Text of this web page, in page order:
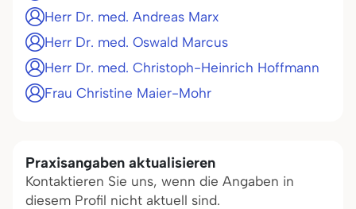
Herr Dr. med. Andreas Marx
Herr Dr. med. Oswald Marcus
Herr Dr. med. Christoph-Heinrich Hoffmann
Frau Christine Maier-Mohr
Praxisangaben aktualisieren
Kontaktieren Sie uns, wenn die Angaben in
diesem Profil nicht aktuell sind.